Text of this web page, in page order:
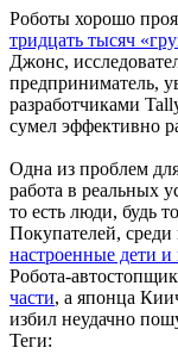
Роботы хорошо
тридцать тысяч
Джонс,
предприниматель,
разработчиками
сумел эффективно
Одна из проблем
работа в реальных
то есть люди, будь
Покупателей,
настроенные дети и
Робота-
части, а японца
избил неудачно
Теги: